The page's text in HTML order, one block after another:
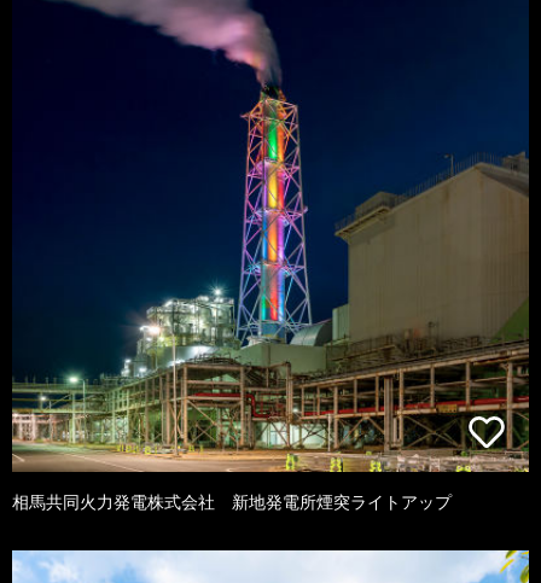
相馬共同火力発電株式会社 新地発電所煙突ライトアップ